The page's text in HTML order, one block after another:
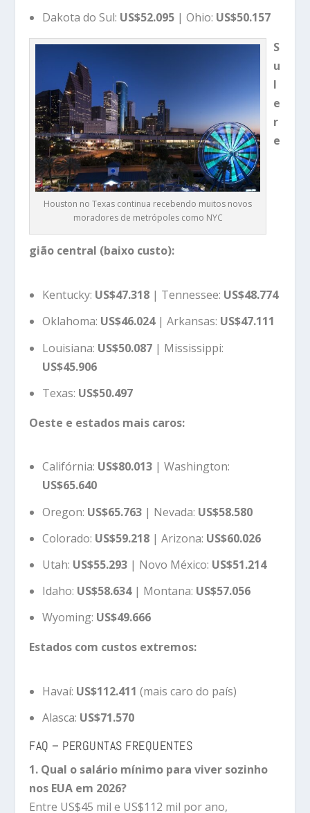
Dakota do Sul: US$52.095| Ohio: US$50.157
Houston no Texas continua recebendo muitos novos
moradores de metrópoles como NYC
S
u
l
e
r
e
gião central (baixo custo):
Kentucky: US$47.318| Tennessee: US$48.774
Oklahoma: US$46.024| Arkansas: US$47.111
Louisiana: US$50.087| Mississippi:
US$45.906
Texas: US$50.497
Oeste e estados mais caros:
Califórnia: US$80.013| Washington:
US$65.640
Oregon: US$65.763| Nevada: US$58.580
Colorado: US$59.218| Arizona: US$60.026
Utah: US$55.293| Novo México: US$51.214
Idaho: US$58.634| Montana: US$57.056
Wyoming: US$49.666
Estados com custos extremos:
Havaí: US$112.411 (mais caro do país)
Alasca: US$71.570
FAQ – PERGUNTAS FREQUENTES
1. Qual o salário mínimo para viver sozinho
nos EUA em 2026?
Entre US$45 mil e US$112 mil por ano,